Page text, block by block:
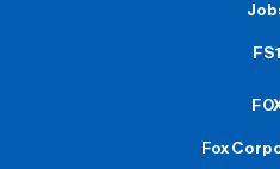
FS1
Fox